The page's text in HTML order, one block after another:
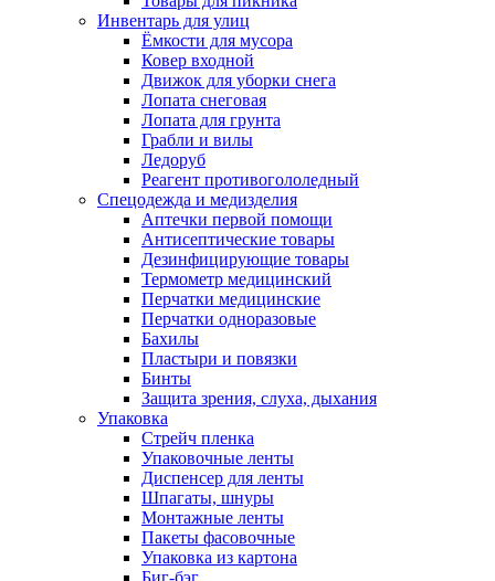
Инвентарь для улиц
Ёмкости для мусора
Ковер входной
Движок для уборки снега
Лопата снеговая
Лопата для грунта
Грабли и вилы
Ледоруб
Реагент противогололедный
Спецодежда и медизделия
Аптечки первой помощи
Антисептические товары
Дезинфицирующие товары
Термометр медицинский
Перчатки медицинские
Перчатки одноразовые
Бахилы
Пластыри и повязки
Бинты
Защита зрения, слуха, дыхания
Упаковка
Стрейч пленка
Упаковочные ленты
Диспенсер для ленты
Шпагаты, шнуры
Монтажные ленты
Пакеты фасовочные
Упаковка из картона
Биг-бэг